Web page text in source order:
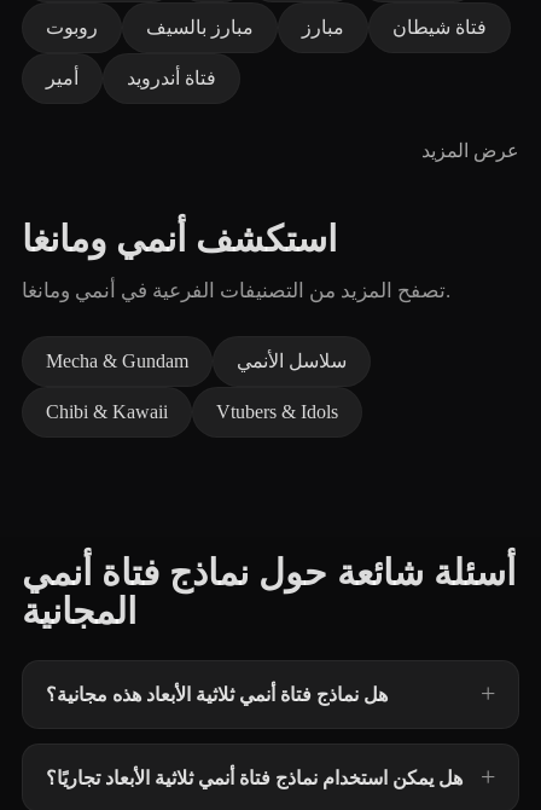
روبوت مبارز بالسيف مبارز فتاة شيطان
أمير فتاة أندرويد
عرض المزيد
استكشف أنمي ومانغا
تصفح المزيد من التصنيفات الفرعية في أنمي ومانغا.
Mecha & Gundam سلاسل الأنمي
Chibi & Kawaii Vtubers & Idols
أسئلة شائعة حول نماذج فتاة أنمي
المجانية
هل نماذج فتاة أنمي ثلاثية الأبعاد هذه مجانية؟
هل يمكن استخدام نماذج فتاة أنمي ثلاثية الأبعاد تجاريًا؟